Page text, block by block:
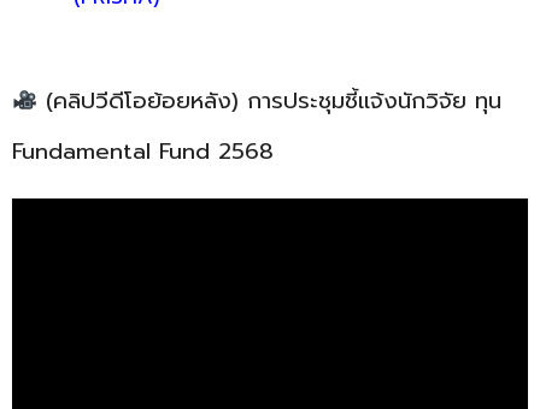
(คลิปวีดีโอย้อยหลัง) การประชุมชี้แจ้งนักวิจัย ทุน
Fundamental Fund 2568